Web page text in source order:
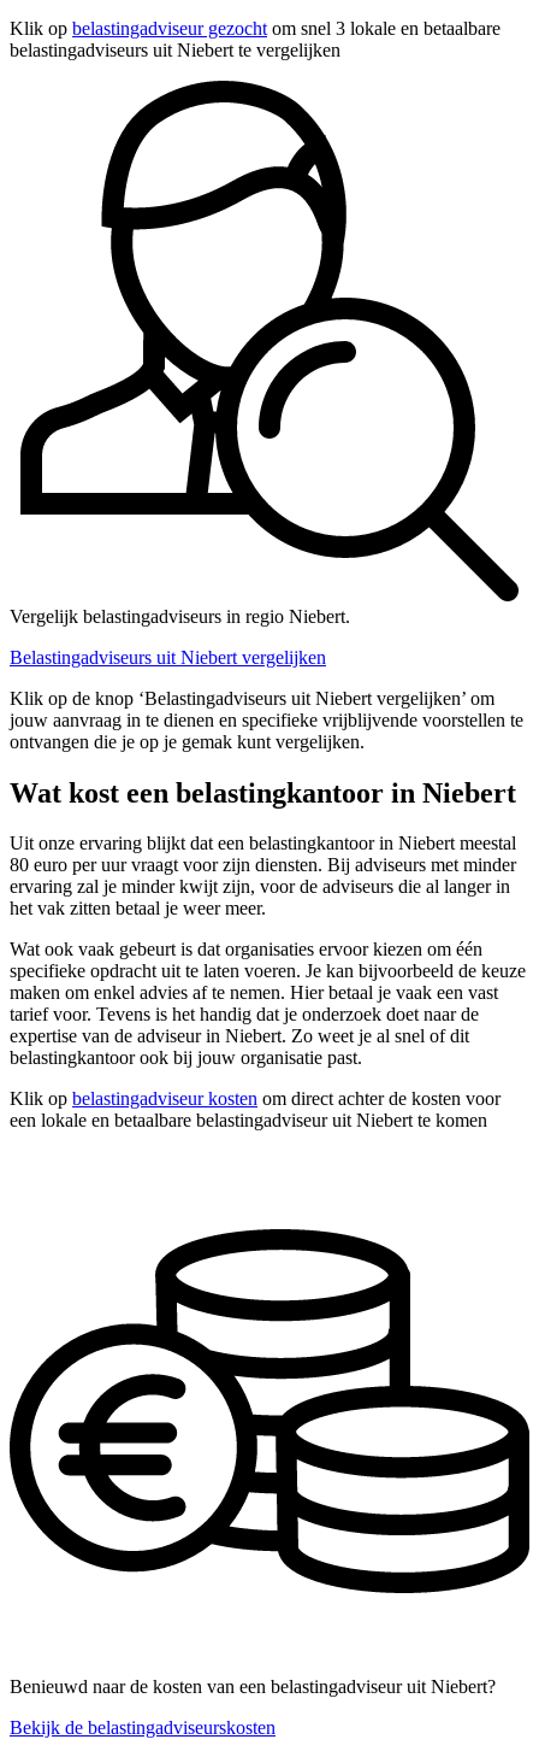
Klik op belastingadviseur gezocht om snel 3 lokale en betaalbare
belastingadviseurs uit Niebert te vergelijken
Vergelijk belastingadviseurs in regio Niebert.
Belastingadviseurs uit Niebert vergelijken
Klik op de knop ‘Belastingadviseurs uit Niebert vergelijken’ om
jouw aanvraag in te dienen en specifieke vrijblijvende voorstellen te
ontvangen die je op je gemak kunt vergelijken.
Wat kost een belastingkantoor in Niebert
Uit onze ervaring blijkt dat een belastingkantoor in Niebert meestal
80 euro per uur vraagt voor zijn diensten. Bij adviseurs met minder
ervaring zal je minder kwijt zijn, voor de adviseurs die al langer in
het vak zitten betaal je weer meer.
Wat ook vaak gebeurt is dat organisaties ervoor kiezen om één
specifieke opdracht uit te laten voeren. Je kan bijvoorbeeld de keuze
maken om enkel advies af te nemen. Hier betaal je vaak een vast
tarief voor. Tevens is het handig dat je onderzoek doet naar de
expertise van de adviseur in Niebert. Zo weet je al snel of dit
belastingkantoor ook bij jouw organisatie past.
Klik op belastingadviseur kosten om direct achter de kosten voor
een lokale en betaalbare belastingadviseur uit Niebert te komen
Benieuwd naar de kosten van een belastingadviseur uit Niebert?
Bekijk de belastingadviseurskosten